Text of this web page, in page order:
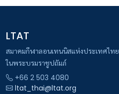
LTAT
สมาคมกีฬาลอนเทนนิสแห่งประเทศไทย
ในพระบรมราชูปถัมภ์
+66 2 503 4080
ltat_thai@ltat.org